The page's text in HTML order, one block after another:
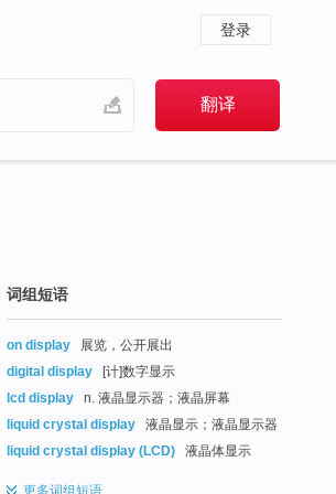
登录
词组短语
on display
展览，公开展出
digital display
[计]数字显示
lcd display
n. 液晶显示器；液晶屏幕
liquid crystal display
液晶显示；液晶显示器
liquid crystal display (LCD)
液晶体显示
更多词组短语